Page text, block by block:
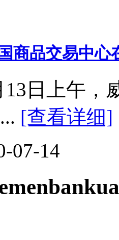
商品交易中
13日上午，
[查看详细]
07-14